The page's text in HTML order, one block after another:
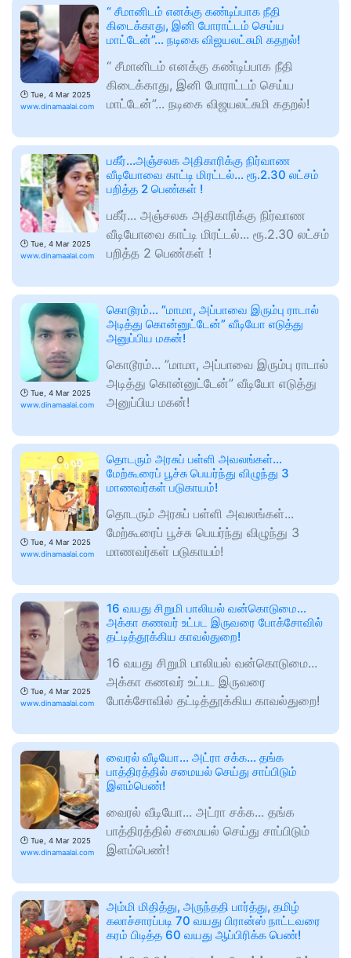
🕑 Tue, 4 Mar 2025
www.dinamaalai.com
“ சீமானிடம் எனக்கு கண்டிப்பாக நீதி
கிடைக்காது, இனி போராட்டம் செய்ய
மாட்டேன்”... நடிகை விஜயலட்சுமி கதறல்!
“ சீமானிடம் எனக்கு கண்டிப்பாக நீதி
கிடைக்காது, இனி போராட்டம் செய்ய
மாட்டேன்”... நடிகை விஜயலட்சுமி கதறல்!
🕑 Tue, 4 Mar 2025
www.dinamaalai.com
பகீர்...அஞ்சலக அதிகாரிக்கு நிர்வாண
வீடியோவை காட்டி மிரட்டல்... ரூ.2.30 லட்சம்
பறித்த 2 பெண்கள் !
பகீர்... அஞ்சலக அதிகாரிக்கு நிர்வாண
வீடியோவை காட்டி மிரட்டல்... ரூ.2.30 லட்சம்
பறித்த 2 பெண்கள் !
🕑 Tue, 4 Mar 2025
www.dinamaalai.com
கொடூரம்... ”மாமா, அப்பாவை இரும்பு ராடால்
அடித்து கொன்னுட்டேன்” வீடியோ எடுத்து
அனுப்பிய மகன்!
கொடூரம்... ”மாமா, அப்பாவை இரும்பு ராடால்
அடித்து கொன்னுட்டேன்” வீடியோ எடுத்து
அனுப்பிய மகன்!
🕑 Tue, 4 Mar 2025
www.dinamaalai.com
தொடரும் அரசுப் பள்ளி அவலங்கள்...
மேற்கூரைப் பூச்சு பெயர்ந்து விழுந்து 3
மாணவர்கள் படுகாயம்!
தொடரும் அரசுப் பள்ளி அவலங்கள்...
மேற்கூரைப் பூச்சு பெயர்ந்து விழுந்து 3
மாணவர்கள் படுகாயம்!
🕑 Tue, 4 Mar 2025
www.dinamaalai.com
16 வயது சிறுமி பாலியல் வன்கொடுமை...
அக்கா கணவர் உட்பட இருவரை போக்சோவில்
தட்டித்தூக்கிய காவல்துறை!
16 வயது சிறுமி பாலியல் வன்கொடுமை...
அக்கா கணவர் உட்பட இருவரை
போக்சோவில் தட்டித்தூக்கிய காவல்துறை!
🕑 Tue, 4 Mar 2025
www.dinamaalai.com
வைரல் வீடியோ... அட்ரா சக்க... தங்க
பாத்திரத்தில் சமையல் செய்து சாப்பிடும்
இளம்பெண்!
வைரல் வீடியோ... அட்ரா சக்க... தங்க
பாத்திரத்தில் சமையல் செய்து சாப்பிடும்
இளம்பெண்!
அம்மி மிதித்து, அருந்ததி பார்த்து, தமிழ்
கலாச்சாரப்படி 70 வயது பிரான்ஸ் நாட்டவரை
கரம் பிடித்த 60 வயது ஆப்பிரிக்க பெண்!